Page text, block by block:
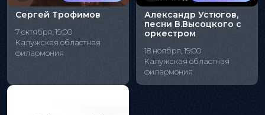
Сергей Трофимов
7 октября, 19:00
Калужская областная
филармония
Александр Устюгов,
песни В.Высоцкого с
оркестром
18 ноября, 19:00
Калужская областная
филармония